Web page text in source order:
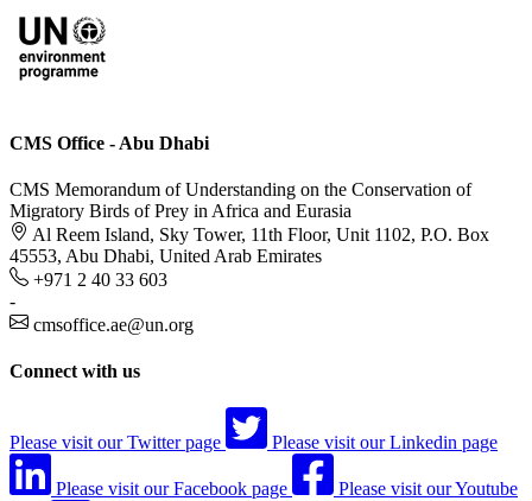
CMS Office - Abu Dhabi
CMS Memorandum of Understanding on the Conservation of
Migratory Birds of Prey in Africa and Eurasia
Al Reem Island, Sky Tower, 11th Floor, Unit 1102, P.O. Box
45553, Abu Dhabi, United Arab Emirates
+971 2 40 33 603
-
cmsoffice.ae@un.org
Connect with us
Please visit our Twitter page Please visit our Linkedin page
Please visit our Facebook page Please visit our Youtube